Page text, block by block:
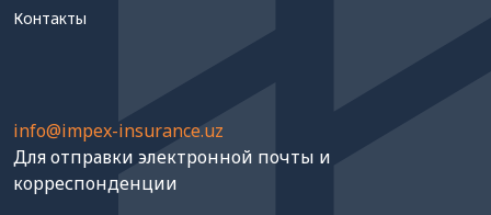
Контакты
info@impex-insurance.uz
Для отправки электронной почты и
корреспонденции